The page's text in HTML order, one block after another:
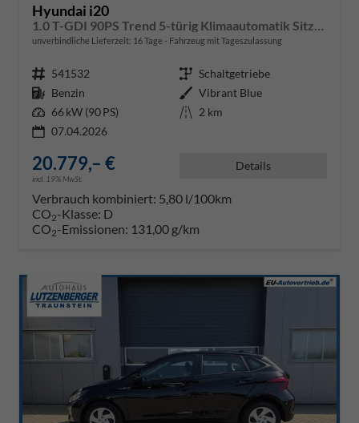
Hyundai i20
unverbindliche Lieferzeit: 16 Tage Fahrzeug mit Tageszulassung
Fahrzeugnr. 541532 Getriebe Schaltgetriebe
Kraftstoff Benzin Außenfarbe Vibrant Blue
Leistung 66 kW (90 PS) Kilometerstand 2 km
07.04.2026
20.779,– €
incl. 19% MwSt.
Details
Verbrauch kombiniert: 5,80 l/100km
CO2-Klasse: D
CO2-Emissionen: 131,00 g/km